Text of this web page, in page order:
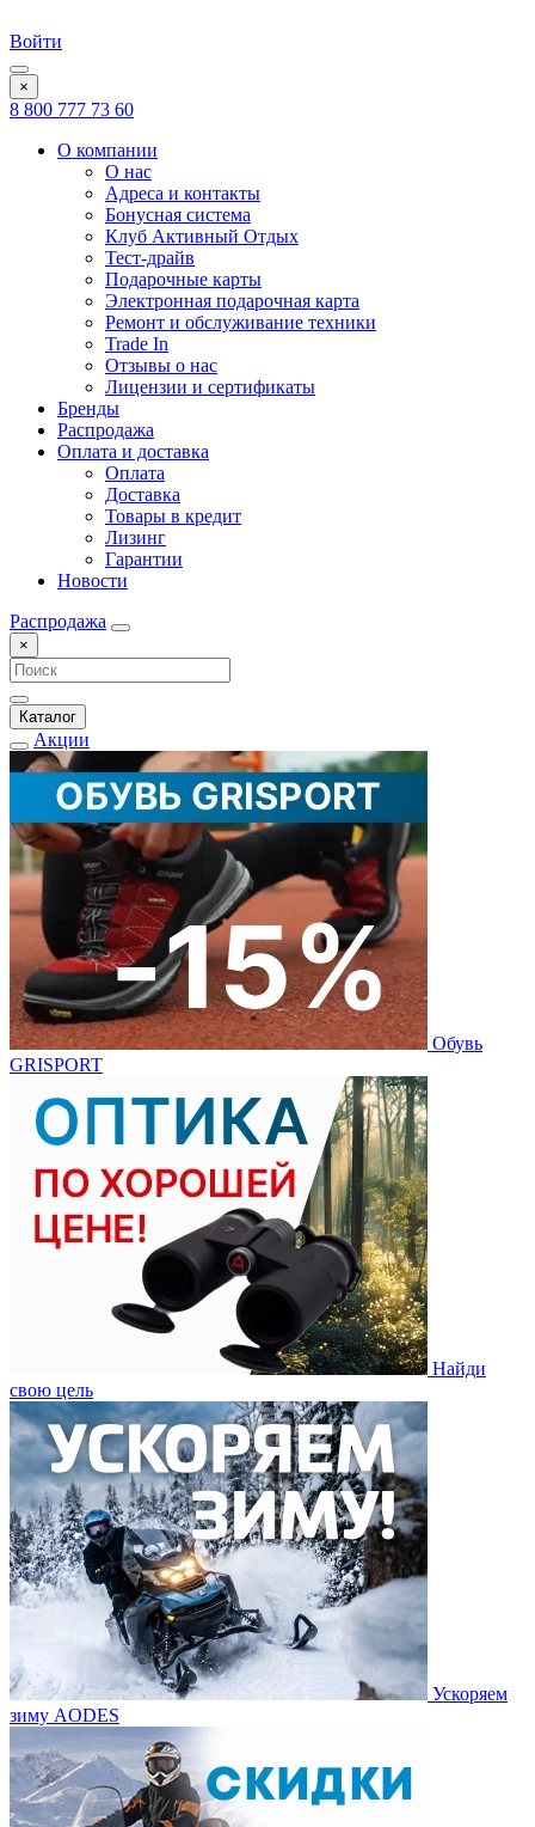
Войти
×
8 800 777 73 60
О компании
О нас
Адреса и контакты
Бонусная система
Клуб Активный Отдых
Тест-драйв
Подарочные карты
Электронная подарочная карта
Ремонт и обслуживание техники
Trade In
Отзывы о нас
Лицензии и сертификаты
Бренды
Распродажа
Оплата и доставка
Оплата
Доставка
Товары в кредит
Лизинг
Гарантии
Новости
Распродажа
×
Каталог
Акции
Обувь
GRISPORT
Найди
свою цель
Ускоряем
зиму AODES